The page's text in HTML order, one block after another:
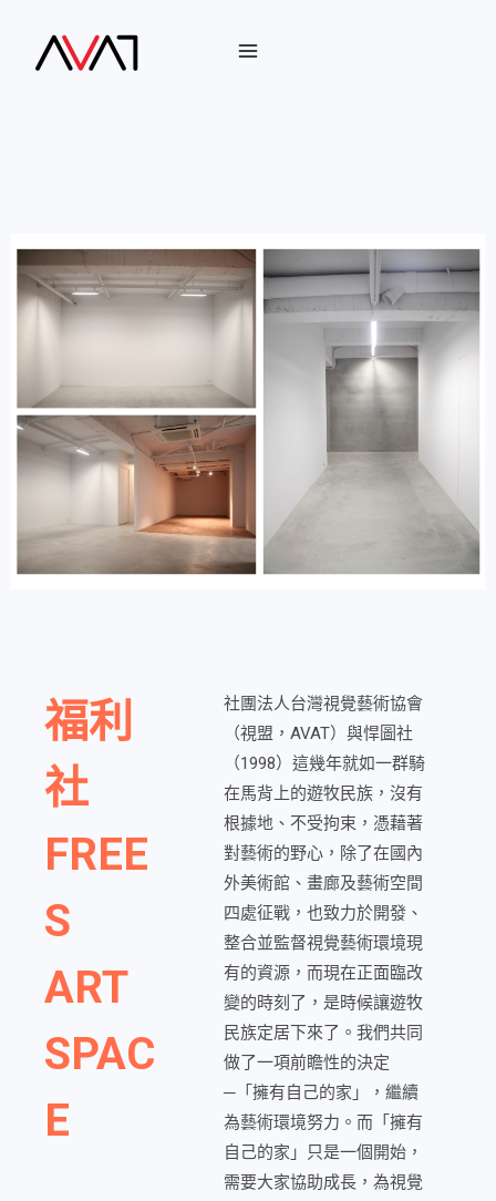
福利
社
FREE
S
ART
SPAC
E
社團法人台灣視覺藝術協會
（視盟，AVAT）與悍圖社
（1998）這幾年就如一群騎
在馬背上的遊牧民族，沒有
根據地、不受拘束，憑藉著
對藝術的野心，除了在國內
外美術館、畫廊及藝術空間
四處征戰，也致力於開發、
整合並監督視覺藝術環境現
有的資源，而現在正面臨改
變的時刻了，是時候讓遊牧
民族定居下來了。我們共同
做了一項前瞻性的決定
─「擁有自己的家」，繼續
為藝術環境努力。而「擁有
自己的家」只是一個開始，
需要大家協助成長，為視覺